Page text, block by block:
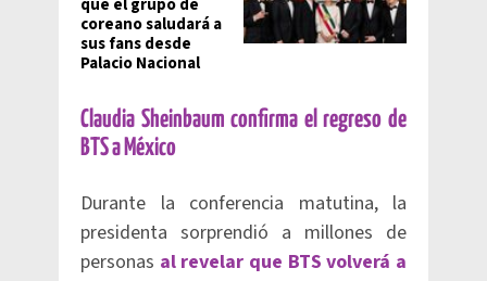
que el grupo de
coreano saludará a
sus fans desde
Palacio Nacional
Claudia Sheinbaum confirma el regreso de
BTS a México
Durante la conferencia matutina, la
presidenta sorprendió a millones de
personas al revelar que BTS volverá a